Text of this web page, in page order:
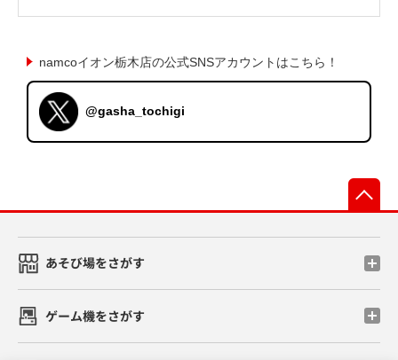
namcoイオン栃木店の公式SNSアカウントはこちら！
@gasha_tochigi
あそび場をさがす
ゲーム機をさがす